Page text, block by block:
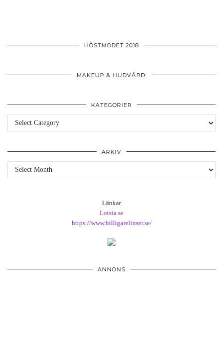
HÖSTMODET 2018
MAKEUP & HUDVÅRD:
KATEGORIER
Kategorier
ARKIV
Arkiv
Länkar
Lotsia.se
https://www.billigarelinser.se/
ANNONS